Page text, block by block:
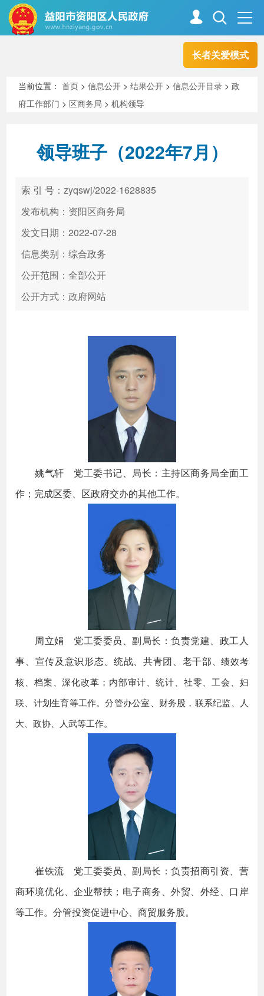
长者关爱模式
走进资阳
新闻中心 解读回应
政务服务
高效办成一件事
当前位置：首页 >信息公开 >结果公开 >信息公开目录 >政
府工作部门 > 区商务局 >机构领导
领导班子（2022年7月）
索 引 号：zyqswj/2022-1628835
发布机构：资阳区商务局
发文日期：2022-07-28
信息类别：综合政务
公开范围：全部公开
公开方式：政府网站
姚气轩 党工委书记、局长：主持区商务局全面工
作；完成区委、区政府交办的其他工作。
周立娟 党工委委员、副局长：负责党建、政工人
事、宣传及意识形态、统战、共青团、老干部、绩效考
核、档案、深化改革；内部审计、统计、社零、工会、妇
联、计划生育等工作。分管办公室、财务股，联系纪监、人
大、政协、人武等工作。
崔铁流 党工委委员、副局长：负责招商引资、营
商环境优化、企业帮扶；电子商务、外贸、外经、口岸
等工作。分管投资促进中心、商贸服务股。